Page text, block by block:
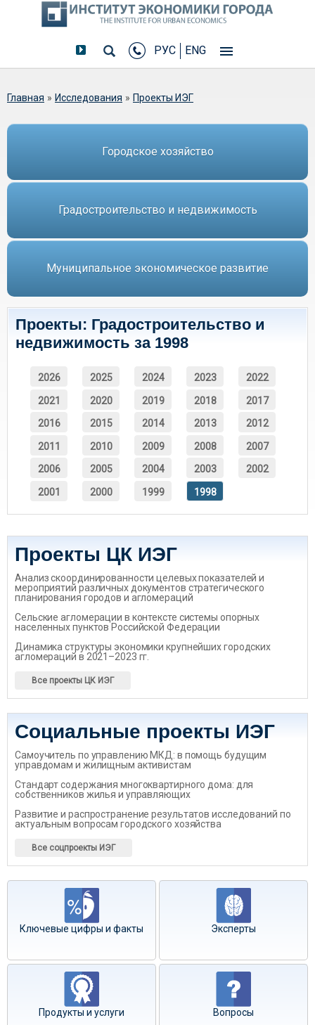
РУС ENG
Вы здесь
Главная » Исследования » Проекты ИЭГ
Городское хозяйство
Градостроительство и недвижимость
Муниципальное экономическое развитие
Проекты: Градостроительство и
недвижимость за 1998
2026 2025 2024 2023 2022
2021 2020 2019 2018 2017
2016 2015 2014 2013 2012
2011 2010 2009 2008 2007
2006 2005 2004 2003 2002
2001 2000 1999 1998
Проекты ЦК ИЭГ
Анализ скоординированности целевых показателей и
мероприятий различных документов стратегического
планирования городов и агломераций
Сельские агломерации в контексте системы опорных
населенных пунктов Российской Федерации
Динамика структуры экономики крупнейших городских
агломераций в 2021–2023 гг.
Все проекты ЦК ИЭГ
Социальные проекты ИЭГ
Самоучитель по управлению МКД: в помощь будущим
управдомам и жилищным активистам
Стандарт содержания многоквартирного дома: для
собственников жилья и управляющих
Развитие и распространение результатов исследований по
актуальным вопросам городского хозяйства
Все соцпроекты ИЭГ
Ключевые цифры и факты Эксперты
Продукты и услуги Вопросы